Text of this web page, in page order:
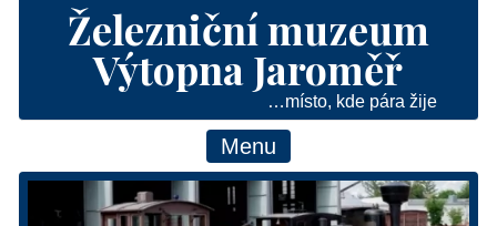
Železniční muzeum
Výtopna Jaroměř
…místo, kde pára žije
Menu